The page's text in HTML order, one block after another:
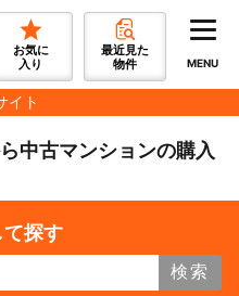
お気に
入り
最近見た
物件
MENU
イト
中古マンションの購入
探す
検索